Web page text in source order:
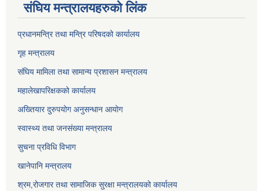
संघिय मन्त्र‍ालयहरुको लिंक
प्रधानमन्त्रि तथा मन्त्रि परिषदको कार्यालय
गृह मन्त्रालय
संघिय मामिला तथा सामान्य प्रशासन मन्त्रालय
महालेखापरिक्षकको कार्यालय
अख्तियार दुरुपयोग अनुसन्धान आयोग
स्वास्थ्य तथा जनसंख्या मन्त्रालय
सुचना प्रविधि विभाग
खानेपानि मन्त्रालय
श्रम,रोजगार तथा सामाजिक सुरक्षा मन्त्रालयको कार्यालय